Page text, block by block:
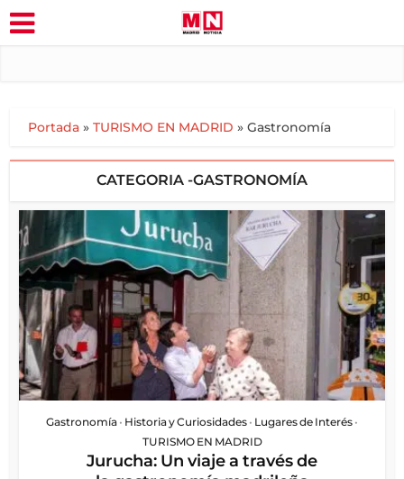
Portada »TURISMO EN MADRID »Gastronomía
CATEGORIA -GASTRONOMÍA
Gastronomía • Historia y Curiosidades • Lugares de Interés •
TURISMO EN MADRID
Jurucha: Un viaje a través de